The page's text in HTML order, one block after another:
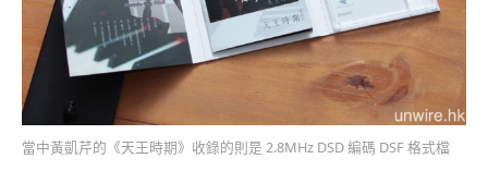
當中黃凱芹的《天王時期》收錄的則是 2.8MHz DSD 編碼 DSF 格式檔